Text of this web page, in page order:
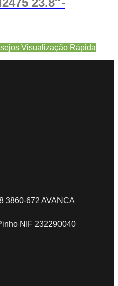
Visualização Rápida
3860-672 AVANCA
NIF 232290040